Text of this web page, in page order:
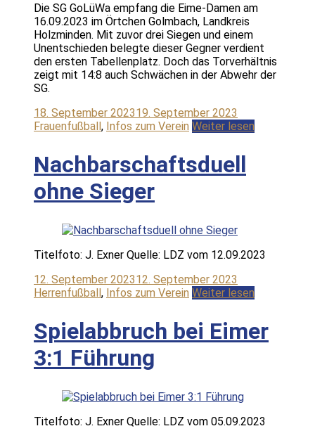
Die SG GoLüWa empfang die Eime-Damen am
16.09.2023 im Örtchen Golmbach, Landkreis
Holzminden. Mit zuvor drei Siegen und einem
Unentschieden belegte dieser Gegner verdient
den ersten Tabellenplatz. Doch das Torverhältnis
zeigt mit 14:8 auch Schwächen in der Abwehr der
SG.
18. September 202319. September 2023
Frauenfußball, Infos zum Verein Weiter lesen
Nachbarschaftsduell
ohne Sieger
Titelfoto: J. Exner Quelle: LDZ vom 12.09.2023
12. September 202312. September 2023
Herrenfußball, Infos zum Verein Weiter lesen
Spielabbruch bei Eimer
3:1 Führung
Titelfoto: J. Exner Quelle: LDZ vom 05.09.2023